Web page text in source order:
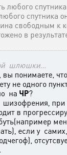
любого спутника
спутника
свободным к
в
шлюшки...
, вы понимаете,
не одного
на ЧР?
при
в
если у